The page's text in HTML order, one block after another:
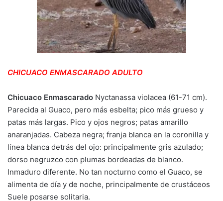
CHICUACO ENMASCARADO ADULTO
Chicuaco Enmascarado Nyctanassa violacea (61-71 cm).
Parecida al Guaco, pero más esbelta; pico más grueso y
patas más largas. Pico y ojos negros; patas amarillo
anaranjadas. Cabeza negra; franja blanca en la coronilla y
línea blanca detrás del ojo: principalmente gris azulado;
dorso negruzco con plumas bordeadas de blanco.
Inmaduro diferente. No tan nocturno como el Guaco, se
alimenta de día y de noche, principalmente de crustáceos
Suele posarse solitaria.